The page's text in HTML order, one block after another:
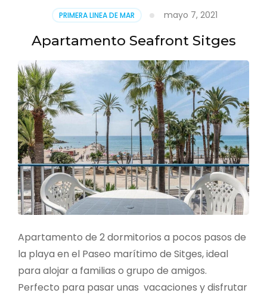
PRIMERA LINEA DE MAR mayo 7, 2021
Apartamento Seafront Sitges
Apartamento de 2 dormitorios a pocos pasos de
la playa en el Paseo marítimo de Sitges, ideal
para alojar a familias o grupo de amigos.
Perfecto para pasar unas vacaciones y disfrutar